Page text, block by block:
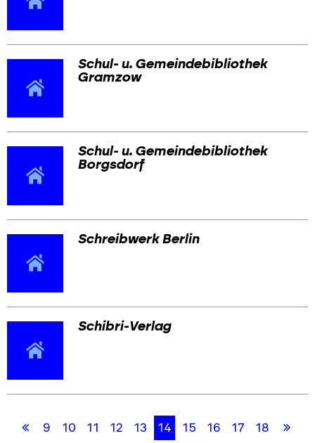
Schul- u. Gemeindebibliothek
Gramzow
Schul- u. Gemeindebibliothek
Borgsdorf
Schreibwerk Berlin
Schibri-Verlag
Skip
Skip
Erste
9 10 11 12 13 14 15 16 17 18